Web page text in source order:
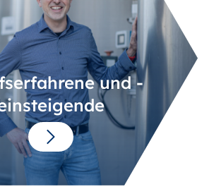
und -